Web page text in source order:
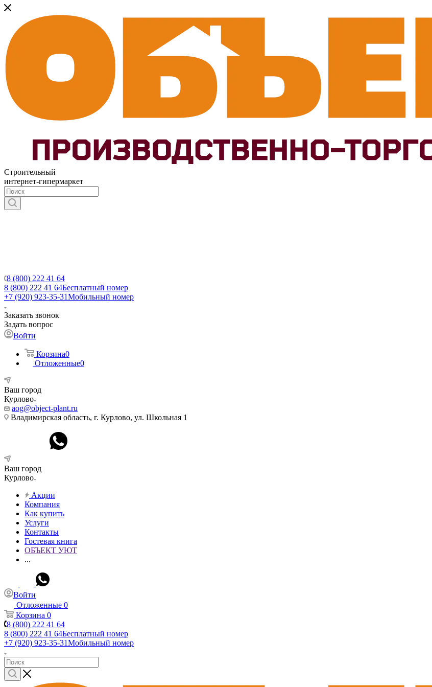
Строительный
интернет-гипермаркет
8 (800) 222 41 64
8 (800) 222 41 64Бесплатный номер
+7 (920) 923-35-31Мобильный номер
Заказать звонок
Задать вопрос
Войти
Корзина0
Отложенные0
Ваш город
Курлово
aog@object-plant.ru
Владимирская область, г. Курлово, ул. Школьная 1
Ваш город
Курлово
Акции
Компания
Как купить
Услуги
Контакты
Гостевая книга
ОБЪЕКТ УЮТ
...
Войти
Отложенные 0
Корзина 0
8 (800) 222 41 64
8 (800) 222 41 64Бесплатный номер
+7 (920) 923-35-31Мобильный номер